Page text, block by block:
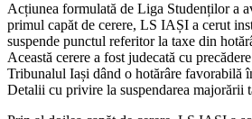
Acțiunea formulată de Liga Studenților a
primul capăt de cerere, LS IAȘI a cerut
suspende punctul referitor la taxe din
Această cerere a fost judecată cu
Tribunalul Iași dând o hotărâre favorabilă
Detalii cu privire la suspendarea majorării